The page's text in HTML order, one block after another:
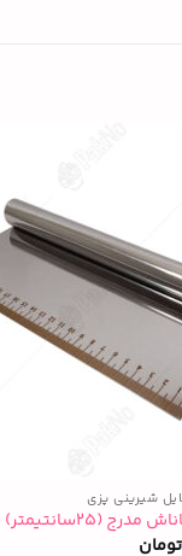
شیرینی پزی
(۲۵سانتیمتر)
تومان